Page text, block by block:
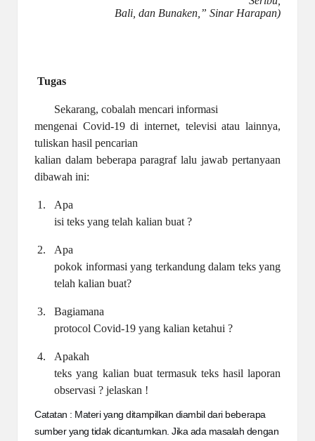
Bali, dan Bunaken,” Sinar Harapan)
Tugas
Sekarang, cobalah mencari informasi
mengenai Covid-19 di internet, televisi atau lainnya,
tuliskan hasil pencarian
kalian dalam beberapa paragraf lalu jawab pertanyaan
dibawah ini:
1.
Apa
isi teks yang telah kalian buat ?
2.
Apa
pokok informasi yang terkandung dalam teks yang
telah kalian buat?
3.
Bagiamana
protocol Covid-19 yang kalian ketahui ?
4.
Apakah
teks yang kalian buat termasuk teks hasil laporan
observasi ? jelaskan !
Catatan : Materi yang ditampilkan diambil dari beberapa
sumber yang tidak dicantumkan. Jika ada masalah dengan